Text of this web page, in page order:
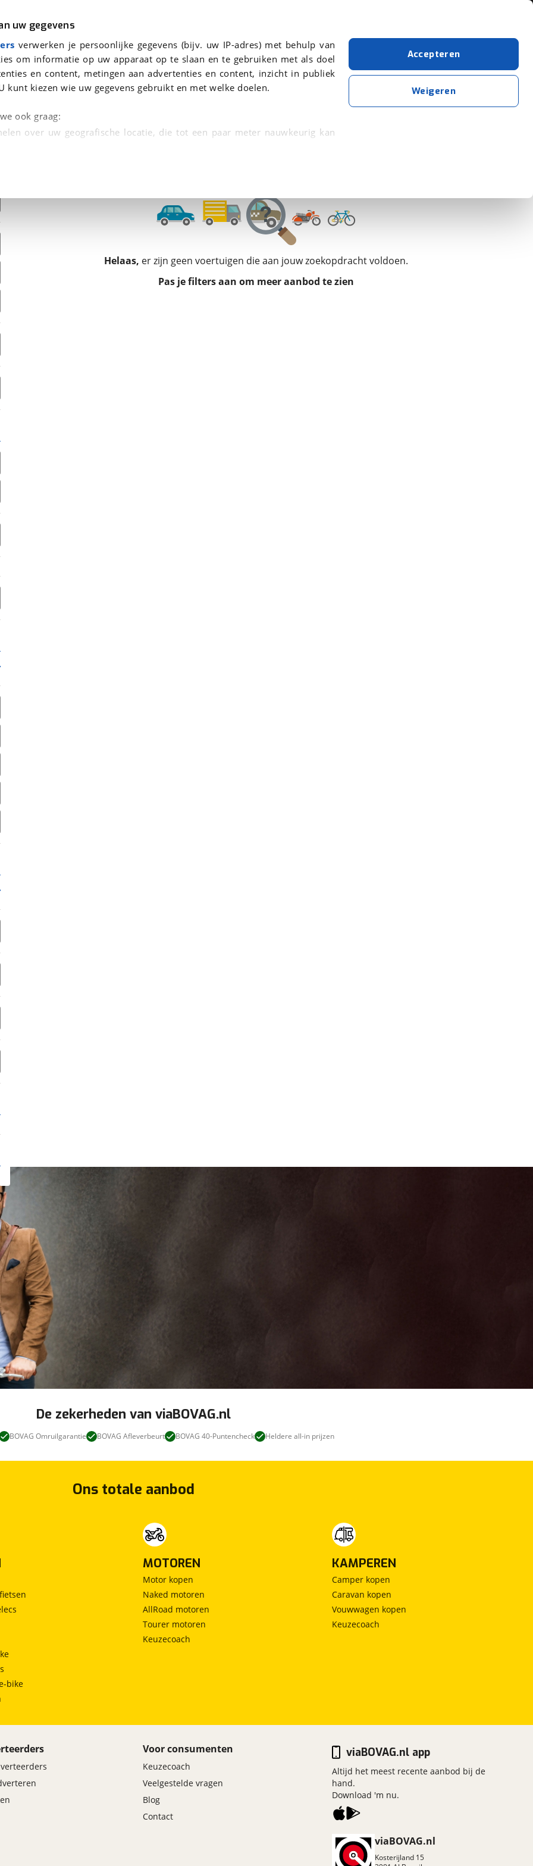
uw gegevens
verwerken je persoonlijke gegevens (bijv. uw IP-adres) met behulp van
om informatie op uw apparaat op te slaan en te gebruiken met als doel
en content, metingen aan advertenties en content, inzicht in publiek
kunt kiezen wie uw gegevens gebruikt en met welke doelen.
ook graag:
over uw geografische locatie, die tot een paar meter nauwkeurig kan
uw toestemming op elk moment wijzigen of intrekken in de
technieken zorgen we voor een betere en meer persoonlijke ervaring.
ervoor dat de website goed werkt. Ook gebruiken we analytische cookies
We tonen je graag relevante advertenties en gebruiken daarvoor
op en buiten onze website volgt – uiteraard op anonieme basis. Meer
en privacyverklaring
cookies. Je voorkeuren kun je later altijd aanpassen via de
Accepteren
Weigeren
Bouwjaar t/m 2023
Helaas, er zijn geen voertuigen die aan jouw zoekopdracht voldoen.
Pas je filters aan om meer aanbod te zien
De zekerheden van viaBOVAG.nl
BOVAG Omruilgarantie BOVAG Afleverbeurt BOVAG 40-Puntencheck Heldere all-in prijzen
Ons totale aanbod
bike
MOTOREN
Motor kopen
Naked motoren
AllRoad motoren
Tourer motoren
Keuzecoach
KAMPEREN
Camper kopen
Caravan kopen
Vouwwagen kopen
Keuzecoach
Voor consumenten
Keuzecoach
Veelgestelde vragen
Blog
Contact
viaBOVAG.nl
Kosterijland 15
viaBOVAG.nl app
Altijd het meest recente aanbod bij de
hand.
Download 'm nu.